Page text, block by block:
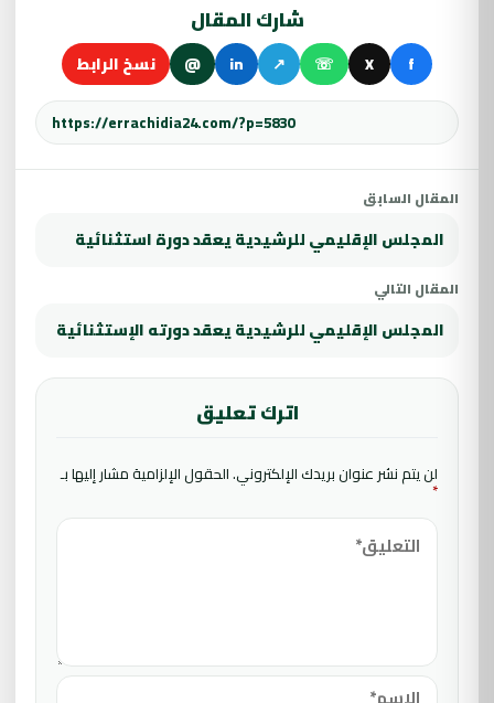
شارك المقال
f
X
☏
↗
in
@ نسخ الرابط
المقال السابق
المجلس الإقليمي للرشيدية يعقد دورة استثنائية
المقال التالي
المجلس الإقليمي للرشيدية يعقد دورته الإستثنائية
اترك تعليق
لن يتم نشر عنوان بريدك الإلكتروني.الحقول الإلزامية مشار إليها بـ
*